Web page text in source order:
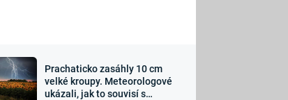
Sledujte nás
Prachaticko zasáhly 10 cm
velké kroupy. Meteorologové
ukázali, jak to souvisí s